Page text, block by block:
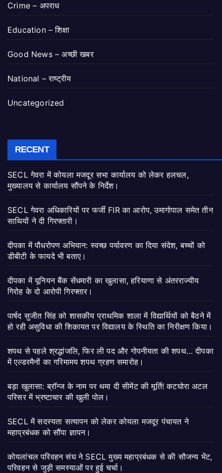
Crime – अपराध
Education – शिक्षा
Good News – अच्छी खबर
National – राष्ट्रीय
Uncategorized
RECENT
SECL गेवरा में कोयला मजदूर सभा कार्यालय को लेकर हलचल,
मुख्यालय से कार्यालय सौंपने के निर्देश।
SECL गेवरा अधिकारियों पर फर्जी FIR का आरोप, उमागोपाल समेत तीन
साथियों ने दी गिरफ्तारी।
दीपका में पौधरोपण अभियान: स्वच्छ पर्यावरण का दिया संदेश, बच्चों को
डीबीटी के फायदे भी बताए।
दीपका में यूनियन बैंक सेंधमारी का खुलासा, हरियाणा से अंतरराज्यीय
गिरोह के दो आरोपी गिरफ्तार।
पार्षद सुजीत सिंह को शासकीय प्राथमिक शाला में विद्यार्थियों को बैठने में
हो रही असुविधा की शिकायत पर विद्यालय के स्थिति का निरीक्षण किया।
शपथ से पहले श्रद्धांजलि, फिर ली पद और गोपनीयता की शपथ… दीपका
में एल्डरमैनों का गरिमामय शपथ ग्रहण समारोह।
बड़ा खुलासा: ब्रॉन्ज के नाम पर थमा दी सीमेंट की मूर्ति! कटघोरा अटल
परिसर में भ्रष्टाचार की खुली पोल।
SECL में सदस्यता सत्यापन को लेकर कोयला मजदूर पंचायत ने
महाप्रबंधक को सौंपा ज्ञापन।
कोयलांचल परिवहन संघ ने SECL मुख्य महाप्रबंधक से की सौजन्य भेंट,
परिवहन से जुड़ी समस्याओं पर हुई चर्चा।